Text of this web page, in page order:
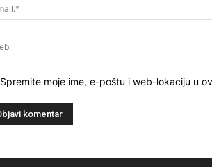
Spremite moje ime, e-poštu i web-lokaciju u